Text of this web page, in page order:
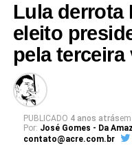
Lula derrota
eleito
pela terceira
PUBLICADO 4 anos atrásem
Por: José Gomes - Da
contato@acre.com.br